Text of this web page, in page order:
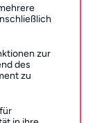
zur
des
zu